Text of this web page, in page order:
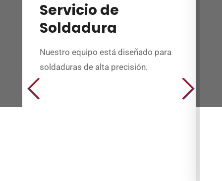
Servicio de
Soldadura
Nuestro equipo está diseñado para
soldaduras de alta precisión.